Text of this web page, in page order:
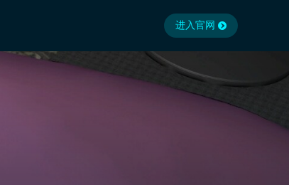
进入官网